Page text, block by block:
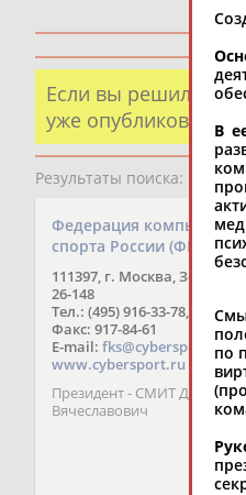
Если вы решили
уже
Результаты поиска: 1
Федерация
спорта России (ФКС
111397, г. Москва, Зеленый
26-148
Тел.: (495) 916-33-78, 916-16-
Факс: 917-84-61
E-mail: fks@cybersport.ru
www.cybersport.ru
Президент - СМИТ Дмитрий
Вячеславович
В
по